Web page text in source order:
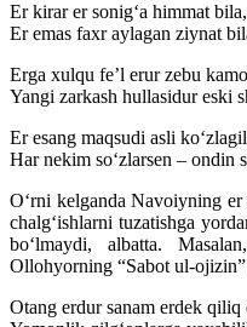
Er kirar er sonigʻa himmat bila,
Er emas faxr aylagan ziynat
Erga xulqu feʼl erur zebu
Yangi zarkash hullasidur eski
Er esang maqsudi asli
Har nekim soʻzlarsen – ondin
Oʻrni kelganda Navoiyning
chalgʻishlarni tuzatishga
boʻlmaydi, albatta.
Ollohyorning “Sabot ul-ojizin”
Otang erdur sanam erdek qiliq